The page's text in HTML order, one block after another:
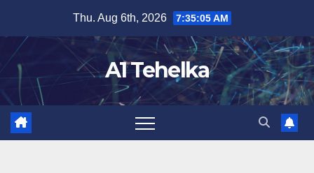
content
Thu. Aug 6th, 2026 7:35:06 AM
A1 Tehelka